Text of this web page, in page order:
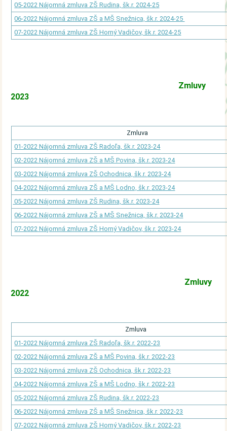
05-2022 Nájomná zmluva ZŠ Rudina, šk.r. 2024-25
06-2022 Nájomná zmluva ZŠ a MŠ Snežnica, šk.r. 2024-25
07-2022 Nájomná zmluva ZŠ Horný Vadičov, šk.r. 2024-25
Zmluvy
2023
Zmluva
01-2022 Nájomná zmluva ZŠ Radoľa, šk.r. 2023-24
02-2022 Nájomná zmluva ZŠ a MŠ Povina, šk.r.2023-24
03-2022 Nájomná zmluva ZŠ Ochodnica, šk.r.2023-24
04-2022 Nájomná zmluva ZŠ a MŠ Lodno, šk.r.2023-24
05-2022 Nájomná zmluva ZŠ Rudina, šk.r.2023-24
06-2022 Nájomná zmluva ZŠ a MŠ Snežnica, šk.r.2023-24
07-2022 Nájomná zmluva ZŠ Horný Vadičov, šk.r.2023-24
Zmluvy
2022
Zmluva
01-2022 Nájomná zmluva ZŠ Radoľa, šk.r. 2022-23
02-2022 Nájomná zmluva ZŠ a MŠ Povina, šk.r. 2022-23
03-2022 Nájomná zmluva ZŠ Ochodnica, šk.r. 2022-23
04-2022 Nájomná zmluva ZŠ a MŠ Lodno, šk.r. 2022-23
05-2022 Nájomná zmluva ZŠ Rudina, šk.r. 2022-23
06-2022 Nájomná zmluva ZŠ a MŠ Snežnica, šk.r. 2022-23
07-2022 Nájomná zmluva ZŠ Horný Vadičov, šk.r. 2022-23